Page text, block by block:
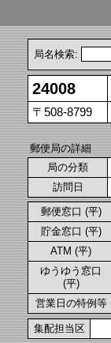
局名検索:
24008
〒508-8799
郵便局の詳細
局の分類
訪問日
郵便窓口 (平)
貯金窓口 (平)
ATM (平)
ゆうゆう窓口
(平)
営業日の特例等
集配担当区